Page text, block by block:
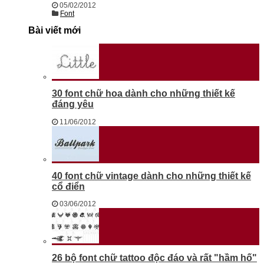
05/02/2012
Font
Bài viết mới
30 font chữ hoa dành cho những thiết kế
đáng yêu
11/06/2012
40 font chữ vintage dành cho những thiết kế
cổ điển
03/06/2012
26 bộ font chữ tattoo độc đáo và rất "hầm hố"